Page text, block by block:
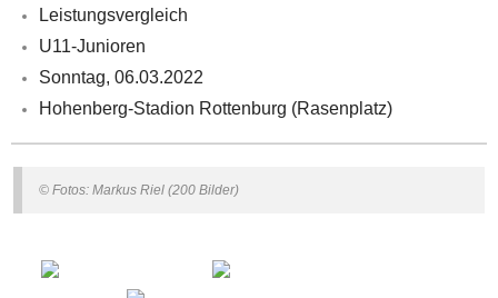
Leistungsvergleich
U11-Junioren
Sonntag, 06.03.2022
Hohenberg-Stadion Rottenburg (Rasenplatz)
© Fotos: Markus Riel (200 Bilder)